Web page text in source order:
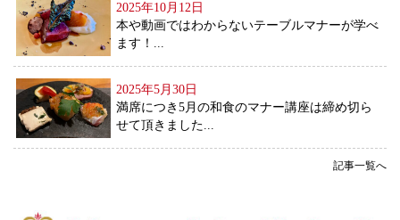
2025年10月12日
本や動画ではわからないテーブルマナーが学べ
ます！...
2025年5月30日
満席につき5月の和食のマナー講座は締め切ら
せて頂きました...
記事一覧へ